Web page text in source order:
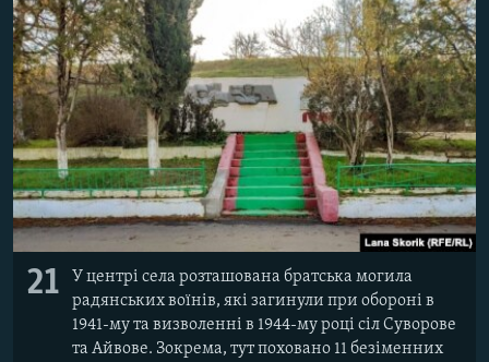
21
У центрі села розташована братська могила
радянських воїнів, які загинули при обороні в
1941-му та визволенні в 1944-му році сіл Суворове
та Айвове. Зокрема, тут поховано 11 безіменних